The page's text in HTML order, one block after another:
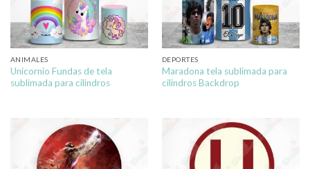
ANIMALES
Unicornio Fundas de tela
sublimada para cilindros
DEPORTES
Maradona tela sublimada para
cilindros Backdrop